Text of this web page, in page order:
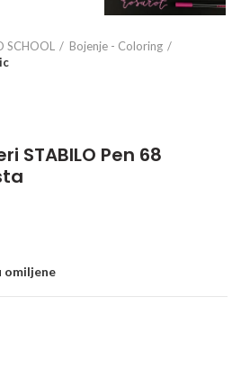
SCHOOL
Bojenje - Coloring
STABILO Pen 68
omiljene